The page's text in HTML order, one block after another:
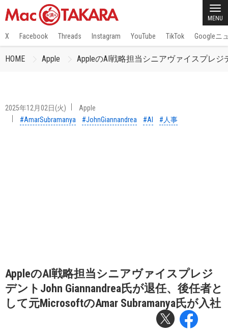
MENU
X Facebook Threads Instagram YouTube TikTok Googleニ
HOME Apple AppleのAI戦略担当シニアヴァイスプレジ
2025年12月02日(火)
Apple
#AmarSubramanya
#JohnGiannandrea #AI #人事
AppleのAI戦略担当シニアヴァイスプレジ
デントJohn Giannandrea氏が退任、後任者と
して元MicrosoftのAmar Subramanya氏が入社